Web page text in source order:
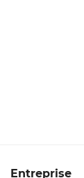
Entreprise